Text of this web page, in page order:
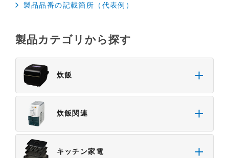
製品品番の記載箇所（代表例）
製品カテゴリから探す
炊飯
炊飯関連
キッチン家電